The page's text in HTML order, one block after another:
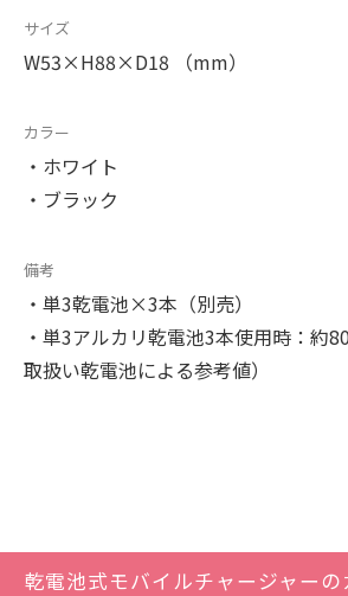
サイズ
W53×H88×D18 （mm）
カラー
・ホワイト
・ブラック
備考
・単3乾電池×3本（別売）
・単3アルカリ乾電池3本使用時：約
取扱い乾電池による参考値）
乾電池式モバイルチャージャー